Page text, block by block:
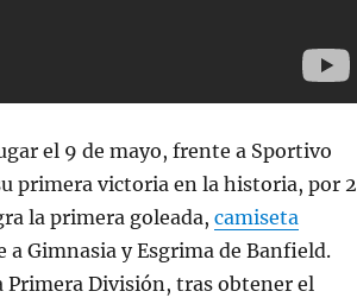
el 9 de mayo, frente a Sportivo
primera victoria en la historia, por 2
la primera goleada,camiseta
Gimnasia y Esgrima de Banfield.
Primera División, tras obtener el